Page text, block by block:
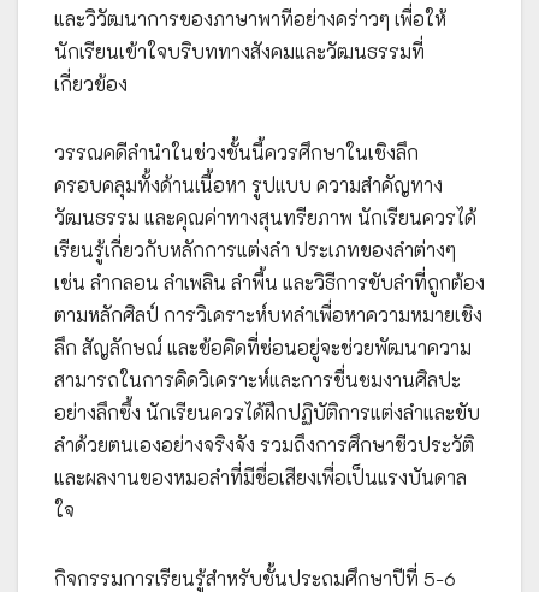
และวิวัฒนาการของภาษาพาทีอย่างคร่าวๆ เพื่อให้
นักเรียนเข้าใจบริบททางสังคมและวัฒนธรรมที่
เกี่ยวข้อง
วรรณคดีลำนำในช่วงชั้นนี้ควรศึกษาในเชิงลึก
ครอบคลุมทั้งด้านเนื้อหา รูปแบบ ความสำคัญทาง
วัฒนธรรม และคุณค่าทางสุนทรียภาพ นักเรียนควรได้
เรียนรู้เกี่ยวกับหลักการแต่งลำ ประเภทของลำต่างๆ
เช่น ลำกลอน ลำเพลิน ลำพื้น และวิธีการขับลำที่ถูกต้อง
ตามหลักศิลป์ การวิเคราะห์บทลำเพื่อหาความหมายเชิง
ลึก สัญลักษณ์ และข้อคิดที่ซ่อนอยู่จะช่วยพัฒนาความ
สามารถในการคิดวิเคราะห์และการชื่นชมงานศิลปะ
อย่างลึกซึ้ง นักเรียนควรได้ฝึกปฏิบัติการแต่งลำและขับ
ลำด้วยตนเองอย่างจริงจัง รวมถึงการศึกษาชีวประวัติ
และผลงานของหมอลำที่มีชื่อเสียงเพื่อเป็นแรงบันดาล
ใจ
กิจกรรมการเรียนรู้สำหรับชั้นประถมศึกษาปีที่ 5-6